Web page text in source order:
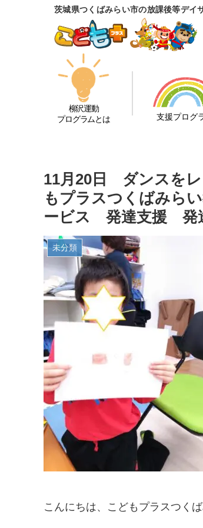
茨城県つくばみらい市の放課後等デ
柳沢運動
プログラムとは
支援プログ
11月20日 ダンスを
もプラスつくばみら
ービス 発達支援 発
未分類
こんにちは、こどもプラスつく